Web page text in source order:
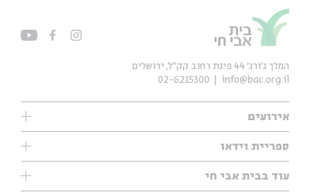
אירועים
עיון
אנגלית
ספריית וידאו
ילדים
מוזיקה
עוד בבית אבי חי
המלך ג'ורג' 44 פינת רחוב קק״ל, ירושלים
info@bac.org.il
02-6215300